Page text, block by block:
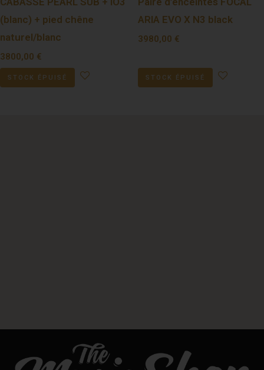
(blanc) + pied chêne
naturel/blanc
3800,00 €
STOCK ÉPUISÉ
ARIA EVO X N3 black
3980,00 €
STOCK ÉPUISÉ